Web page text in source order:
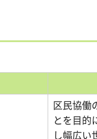
区民協働
とを目的
し幅広い